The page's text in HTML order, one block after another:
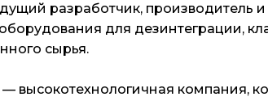
разработчик, производитель
для дезинтеграции,
сырья.
высокотехнологичная компания,